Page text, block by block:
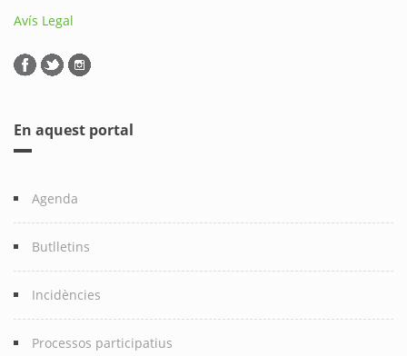
Avís Legal
En aquest portal
Agenda
Butlletins
Incidències
Processos participatius